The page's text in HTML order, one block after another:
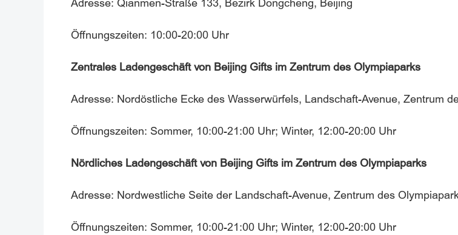
Adresse: Qianmen-Straße 133, Bezirk Dongcheng, Beijing
Öffnungszeiten: 10:00-20:00 Uhr
Zentrales Ladengeschäft von Beijing Gifts im Zentrum des Olympiaparks
Adresse: Nordöstliche Ecke des Wasserwürfels, Landschaft-Avenue, Zentrum
Öffnungszeiten: Sommer, 10:00-21:00 Uhr; Winter, 12:00-20:00 Uhr
Nördliches Ladengeschäft von Beijing Gifts im Zentrum des Olympiaparks
Adresse: Nordwestliche Seite der Landschaft-Avenue, Zentrum des
Öffnungszeiten: Sommer, 10:00-21:00 Uhr; Winter, 12:00-20:00 Uhr